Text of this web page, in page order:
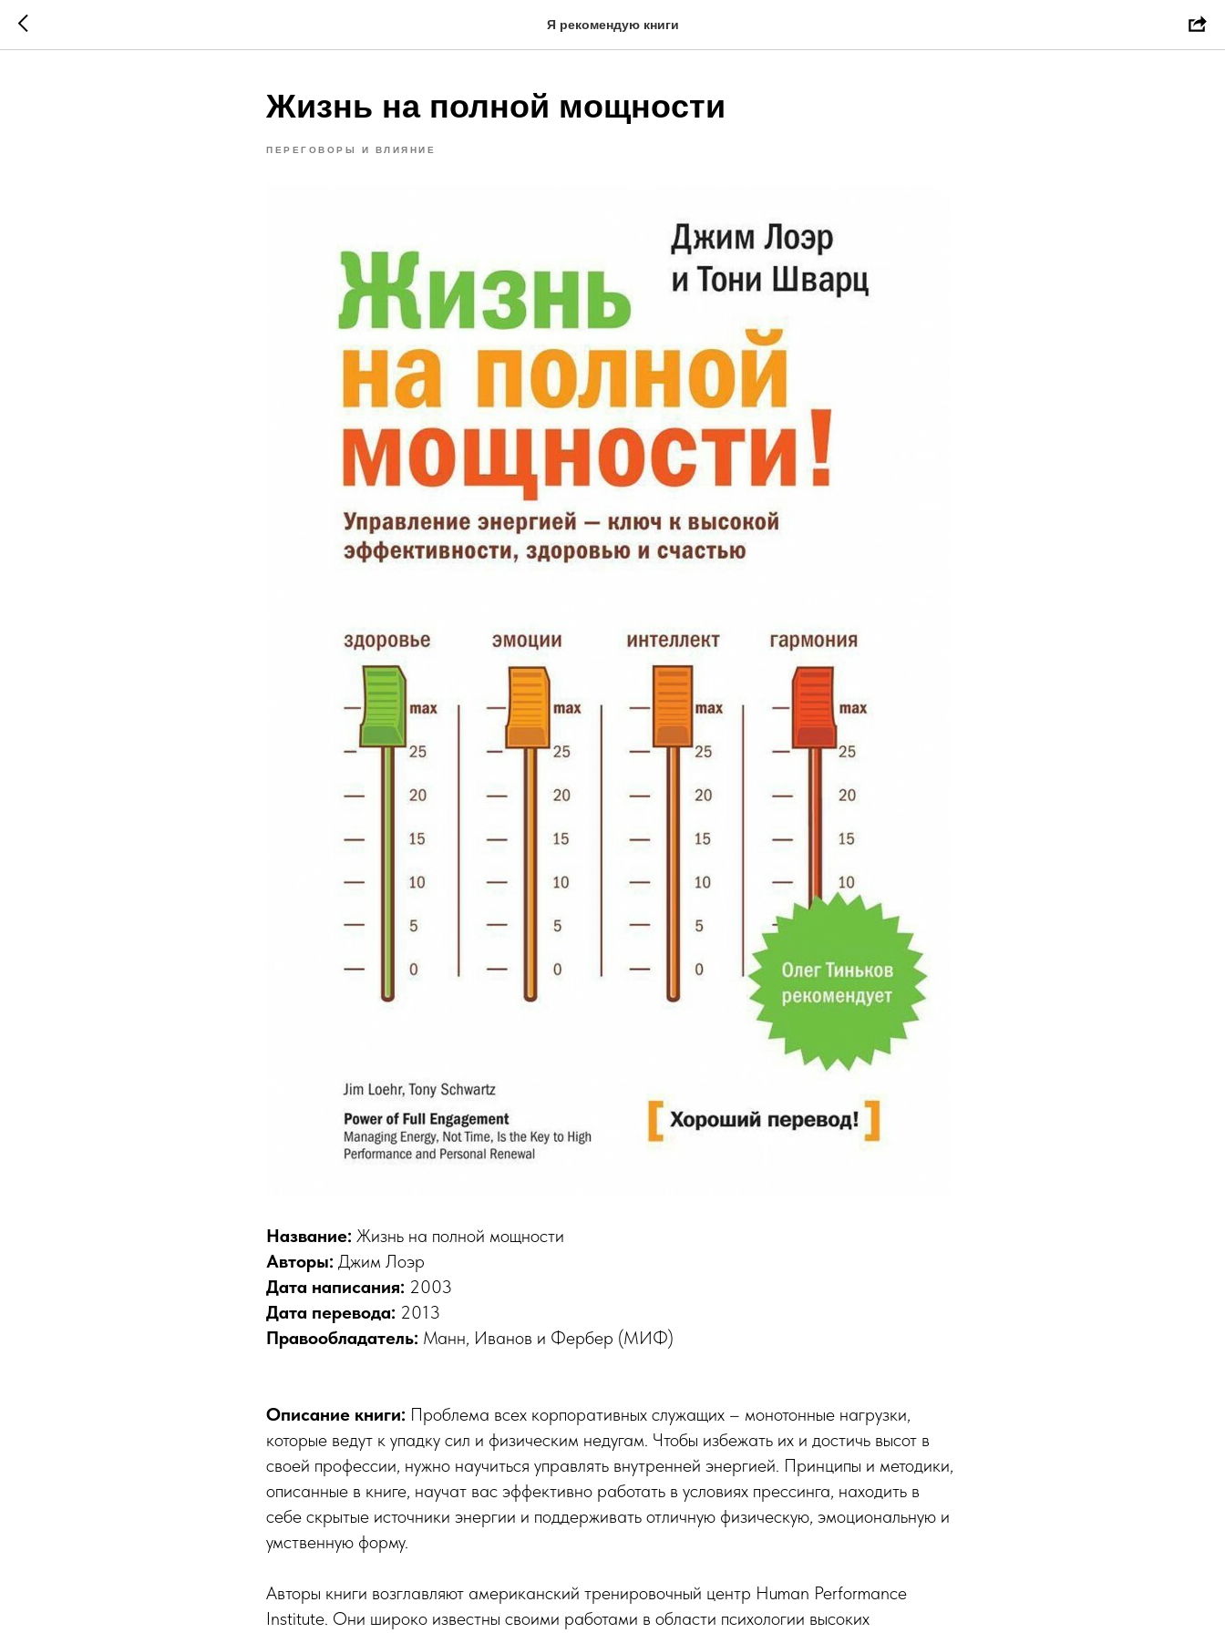
Я рекомендую книги
Жизнь на полной мощности
ПЕРЕГОВОРЫ И ВЛИЯНИЕ
Название: Жизнь на полной мощности
Авторы: Джим Лоэр
Дата написания: 2003
Дата перевода: 2013
Правообладатель: Манн, Иванов и Фербер (МИФ)
Описание книги: Проблема всех корпоративных служащих – монотонные нагрузки,
которые ведут к упадку сил и физическим недугам. Чтобы избежать их и достичь высот в
своей профессии, нужно научиться управлять внутренней энергией. Принципы и методики,
описанные в книге, научат вас эффективно работать в условиях прессинга, находить в
себе скрытые источники энергии и поддерживать отличную физическую, эмоциональную и
умственную форму.
Авторы книги возглавляют американский тренировочный центр Human Performance
Institute. Они широко известны своими работами в области психологии высоких